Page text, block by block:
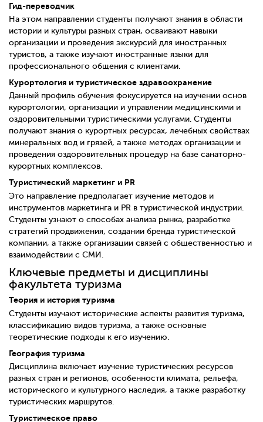
Гид-переводчик
На этом направлении студенты получают знания в области
истории и культуры разных стран, осваивают навыки
организации и проведения экскурсий для иностранных
туристов, а также изучают иностранные языки для
профессионального общения с клиентами.
Курортология и туристическое здравоохранение
Данный профиль обучения фокусируется на изучении основ
курортологии, организации и управлении медицинскими и
оздоровительными туристическими услугами. Студенты
получают знания о курортных ресурсах, лечебных свойствах
минеральных вод и грязей, а также методах организации и
проведения оздоровительных процедур на базе санаторно-
курортных комплексов.
Туристический маркетинг и PR
Это направление предполагает изучение методов и
инструментов маркетинга и PR в туристической индустрии.
Студенты узнают о способах анализа рынка, разработке
стратегий продвижения, создании бренда туристической
компании, а также организации связей с общественностью и
взаимодействии с СМИ.
Ключевые предметы и дисциплины
факультета туризма
Теория и история туризма
Студенты изучают исторические аспекты развития туризма,
классификацию видов туризма, а также основные
теоретические подходы к его изучению.
География туризма
Дисциплина включает изучение туристических ресурсов
разных стран и регионов, особенности климата, рельефа,
исторического и культурного наследия, а также разработку
туристических маршрутов.
Туристическое право